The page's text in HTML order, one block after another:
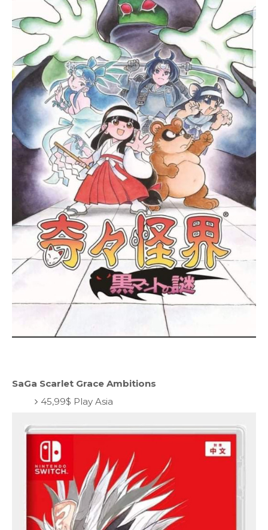
SaGa Scarlet Grace Ambitions
45,99$ Play Asia